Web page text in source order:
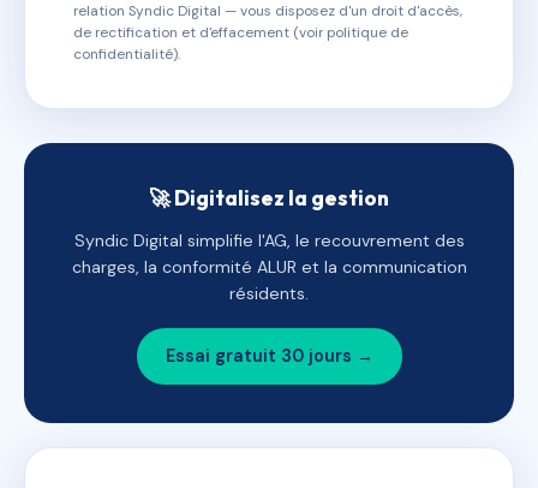
relation Syndic Digital — vous disposez d'un droit d'accès,
de rectification et d'effacement (voir politique de
confidentialité).
🚀 Digitalisez la gestion
Syndic Digital simplifie l'AG, le recouvrement des
charges, la conformité ALUR et la communication
résidents.
Essai gratuit 30 jours →